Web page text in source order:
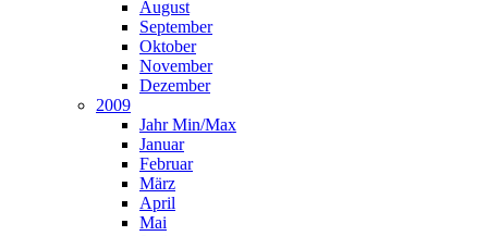
August
September
Oktober
November
Dezember
2009
Jahr Min/Max
Januar
Februar
März
April
Mai